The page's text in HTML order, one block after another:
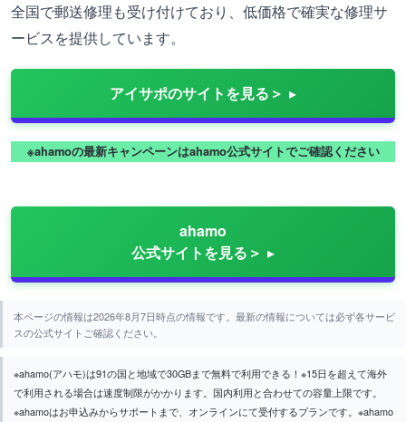
全国で郵送修理も受け付けており、低価格で確実な修理サ
ービスを提供しています。
アイサポのサイトを見る＞
※ahamoの最新キャンペーンはahamo公式サイトでご確認ください
ahamo
公式サイトを見る＞
本ページの情報は2026年8月7日時点の情報です。最新の情報については必ず各サービ
スの公式サイトご確認ください。
※ahamo(アハモ)は91の国と地域で30GBまで無料で利用できる！※15日を超えて海外
で利用される場合は速度制限がかかります。国内利用と合わせての容量上限です。
※ahamoはお申込みからサポートまで、オンラインにて受付するプランです。※ahamo